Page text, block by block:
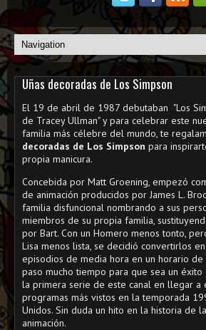
Uñas decoradas de Los Simpson
El 19 de abril de 1987 debutaban "Los
de Tracey Ullman" y para celebrar este
familia más célebre del mundo, te
decoradas de Los Simpson para
propia manicura.
Concebida por Matt Groening, empezó
de animación producidos por James L.
familia disfuncional nombrando a sus
miembros de su propia familia,
por Bart. Con un Homero menos tonto,
Lisa menos lista, se decidió convertirlos
episodios de media hora en un horario de
paso mucho tiempo para que sea un éxito
la primera serie de este canal en llegar a
programas más vistos en la temporada
Unidos. Sin duda un hito en la historia de
animación.